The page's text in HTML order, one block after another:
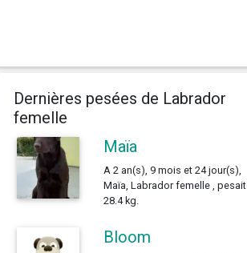
Dernières pesées de Labrador
femelle
Maïa
A 2 an(s), 9 mois et 24 jour(s),
Maïa, Labrador femelle , pesait
28.4 kg.
Bloom